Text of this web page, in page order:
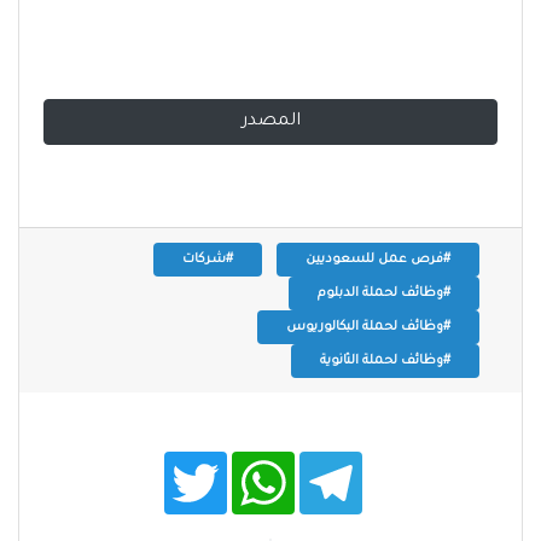
المصدر
#فرص عمل للسعوديين #شركات
#وظائف لحملة الدبلوم
#وظائف لحملة البكالوريوس
#وظائف لحملة الثانوية
T
w
t
W
h
t
T
e